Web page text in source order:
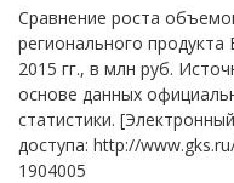
Сравнение роста
регионального продукта
2015 гг., в млн руб.
основе данных
статистики.
доступа: http://
1904005